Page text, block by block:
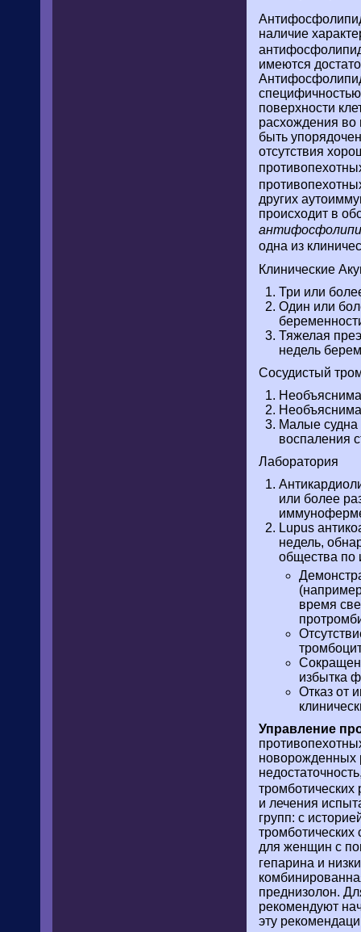
наличие
имеются
поверхности
расхождения во
быть
отсутствия
других
происходит в
одна из
Клинические
Три или
Один или
Тяжелая
недель
Сосудистый
Малые судна
воспаления
Лаборатория
или более
Lupus
недель,
общества по
время
избытка
Отказ от
Управление
новорожденных
и лечения
групп: с
для женщин с
гепарина и
преднизолон.
рекомендуют
эту